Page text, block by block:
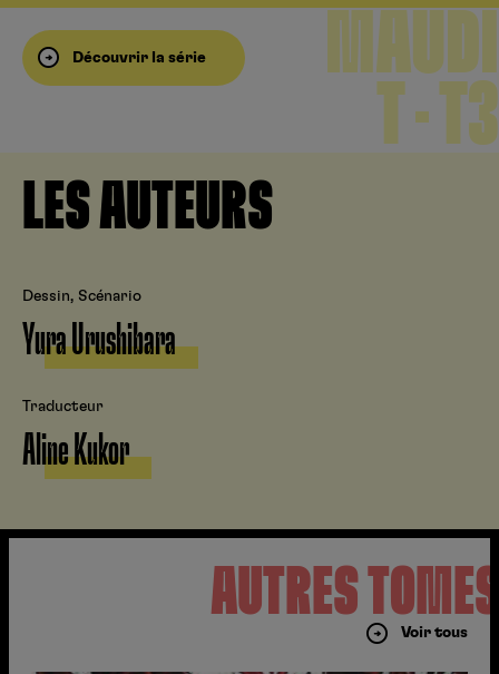
Découvrir la série
MAUDI
T – T3
LES AUTEURS
Dessin, Scénario
Yura Urushibara
Traducteur
Aline Kukor
AUTRES
Voir tous